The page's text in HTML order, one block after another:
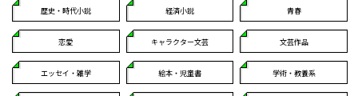
歴史・時代小説 経済小説 青春
恋愛 キャラクター文芸 文芸作品
エッセイ・雑学 絵本・児童書 学術・教養系